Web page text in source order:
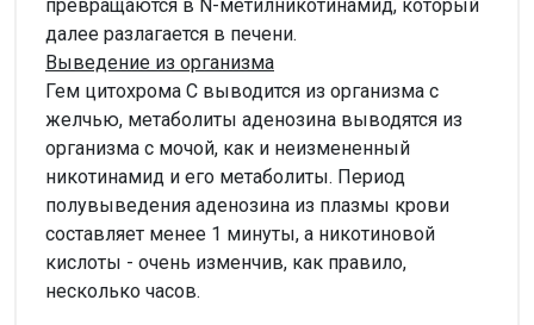
превращаются в N-метилникотинамид, который
далее разлагается в печени.
Выведение из организма
Гем цитохрома C выводится из организма с
желчью, метаболиты аденозина выводятся из
организма с мочой, как и неизмененный
никотинамид и его метаболиты. Период
полувыведения аденозина из плазмы крови
составляет менее 1 минуты, а никотиновой
кислоты - очень изменчив, как правило,
несколько часов.